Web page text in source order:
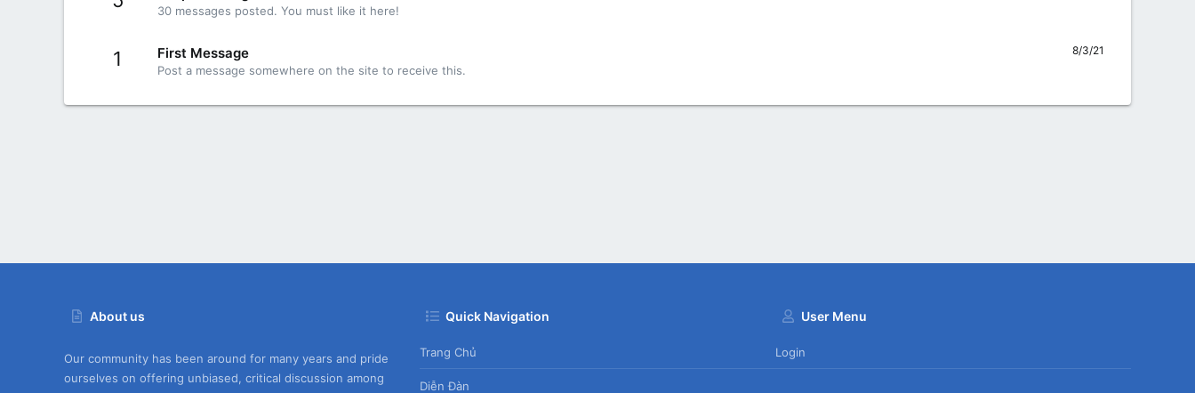
30 messages posted. You must like it here!
1 8/3/21
First Message
Post a message somewhere on the site to receive this.
About us
Our community has been around for many years and pride
ourselves on offering unbiased, critical discussion among
Quick Navigation
Trang Chủ
Diễn Đàn
User Menu
Login